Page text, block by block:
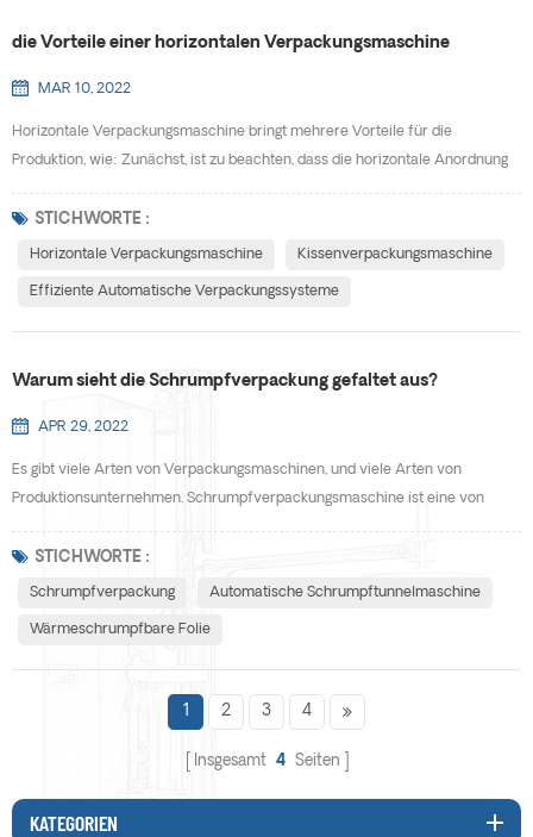
die Vorteile einer horizontalen Verpackungsmaschine
MAR 10, 2022
Horizontale Verpackungsmaschine bringt mehrere Vorteile für die
Produktion, wie: Zunächst, ist zu beachten, dass die horizontale Anordnung
schneller und produktiver zu verpacken,, da ein Artikel auf dem
Anfangstisch platziert werden kann, um den Prozess zu starten,, während
STICHWORTE :
Horizontale Verpackungsmaschine Kissenverpackungsmaschine
Effiziente Automatische Verpackungssysteme
Warum sieht die Schrumpfverpackung gefaltet aus?
APR 29, 2022
Es gibt viele Arten von Verpackungsmaschinen, und viele Arten von
Produktionsunternehmen. Schrumpfverpackungsmaschine ist eine von
Wärmeschrumpfverpackungstechnologie,, die in vielen
Produktionsunternehmen weit verbreitet ist Sagen Sie Ihnen, warum es
sehen Sie nach. 1. unzureich...
STICHWORTE :
Schrumpfverpackung Automatische Schrumpftunnelmaschine
Wärmeschrumpfbare Folie
1 2 3 4
Insgesamt 4 Seiten
KATEGORIEN